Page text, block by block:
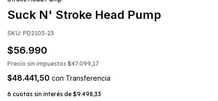
Suck N' Stroke Head Pump
SKU: PD2103-23
$56.990
Precio sin impuestos $47.099,17
$48.441,50 con Transferencia
6 cuotas sin interés de $9.498,33